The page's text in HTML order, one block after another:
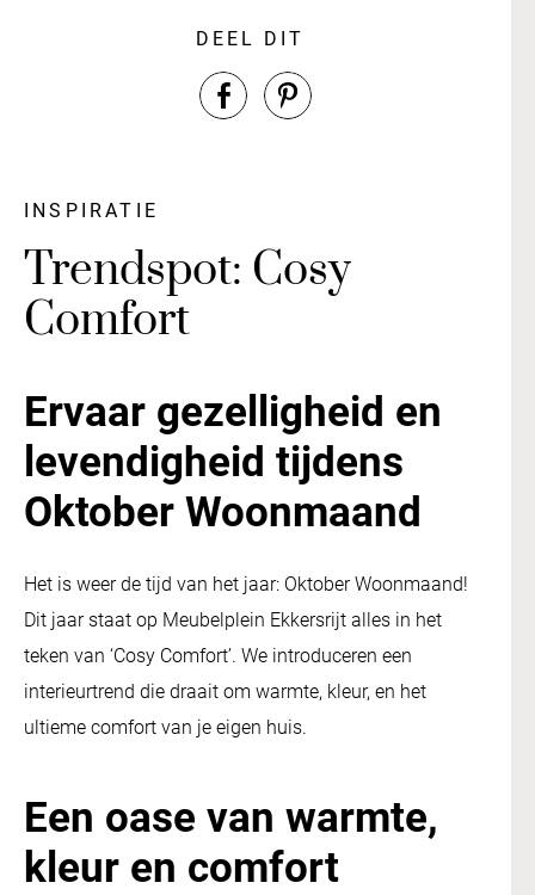
DEEL DIT
INSPIRATIE
Trendspot: Cosy
Comfort
Ervaar gezelligheid en
levendigheid tijdens
Oktober Woonmaand
Het is weer de tijd van het jaar: Oktober Woonmaand!
Dit jaar staat op Meubelplein Ekkersrijt alles in het
teken van ‘Cosy Comfort’. We introduceren een
interieurtrend die draait om warmte, kleur, en het
ultieme comfort van je eigen huis.
Een oase van warmte,
kleur en comfort